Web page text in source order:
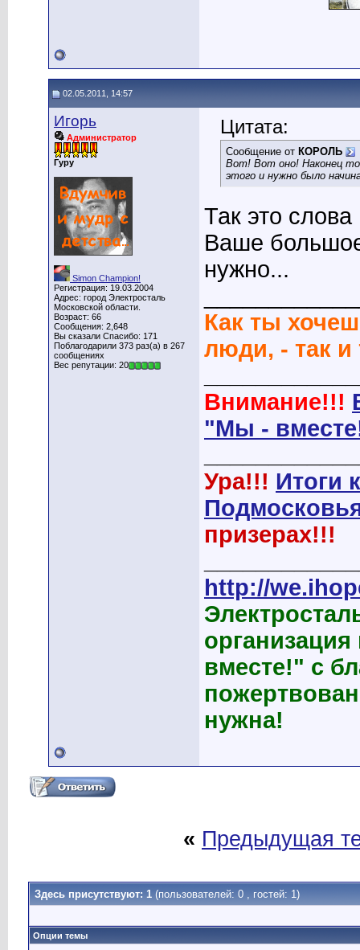
02.05.2011, 14:57
Игорь
Администратор
Гуру
Simon Champion!
Регистрация: 19.03.2004
Адрес: город Электросталь
Московской области.
Возраст: 66
Сообщения: 2,648
Вы сказали Спасибо: 171
Поблагодарили 373 раз(а) в 267
сообщениях
Вес репутации: 20
Цитата:
Сообщение от КОРОЛЬ
Вот! Вот оно! Наконец
этого и нужно было
Так это
Ваше большое
нужно...
Как ты
люди, - так
Внимание!!!
"Мы -
Ура!!! Итоги
призерах!!!
http://
вместе!" с
нужна!
« Предыдущая
Здесь присутствуют: 1 (пользователей: 0 , гостей: 1)
Опции темы